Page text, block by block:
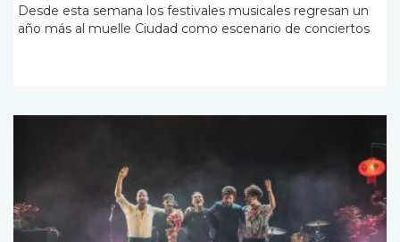
Desde esta semana los festivales musicales regresan un
año más al muelle Ciudad como escenario de conciertos